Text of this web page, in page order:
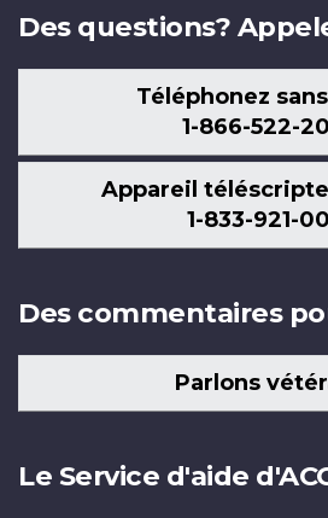
Des questions?
Téléphonez
1-866-522-
Appareil
1-833-921-
Des commentaires
Parlons
Le Service d'aide